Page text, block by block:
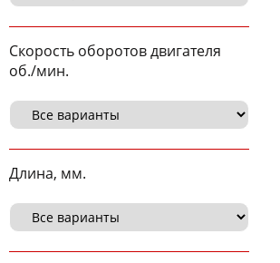
Скорость оборотов двигателя
об./мин.
Длина, мм.